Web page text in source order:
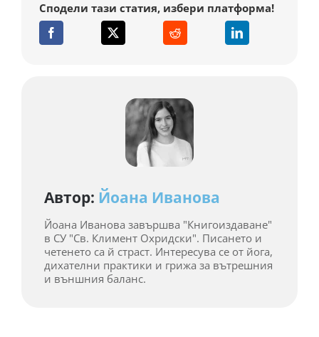
Сподели тази статия, избери платформа!
Автор: Йоана Иванова
Йоана Иванова завършва "Книгоиздаване"
в СУ "Св. Климент Охридски". Писането и
четенето са й страст. Интересува се от йога,
дихателни практики и грижа за вътрешния
и външния баланс.